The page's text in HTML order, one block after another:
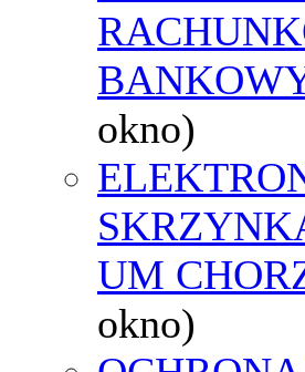
okno)
UM
okno)